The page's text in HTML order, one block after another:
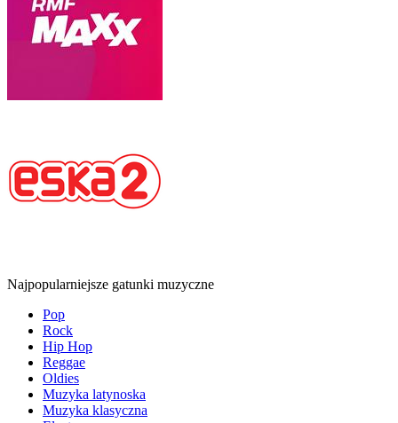
Najpopularniejsze gatunki muzyczne
Pop
Rock
Hip Hop
Reggae
Oldies
Muzyka latynoska
Muzyka klasyczna